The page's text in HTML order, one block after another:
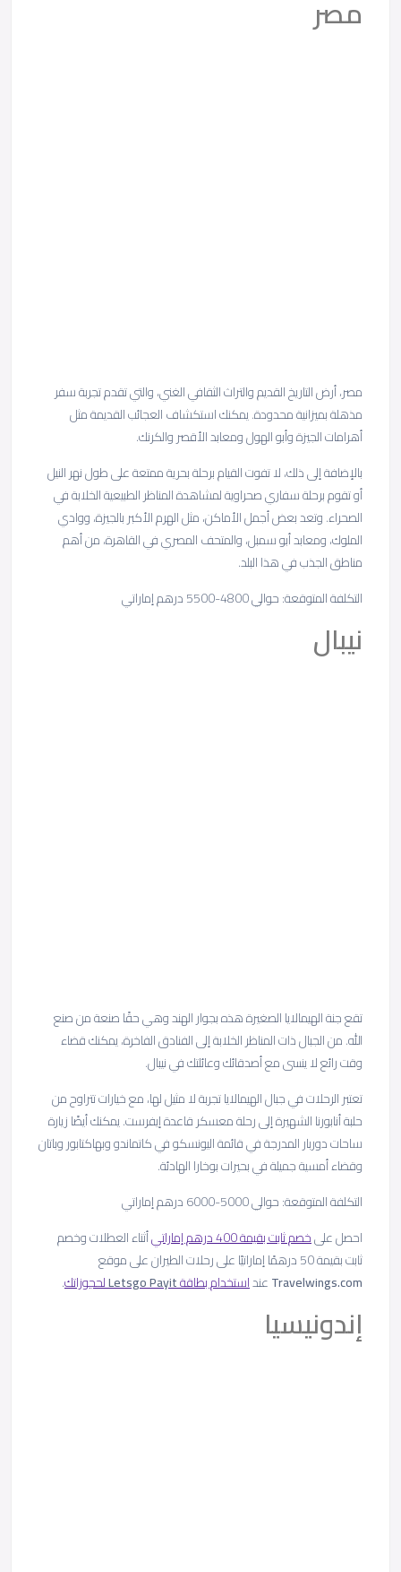
مصر
مصر، أرض التاريخ القديم والتراث الثقافي الغني، والتي تقدم تجربة سفر
مذهلة بميزانية محدودة. يمكنك استكشاف العجائب القديمة مثل
أهرامات الجيزة وأبو الهول ومعابد الأقصر والكرنك.
بالإضافة إلى ذلك، لا تفوت القيام برحلة بحرية ممتعة على طول نهر النيل
أو تقوم برحلة سفاري صحراوية لمشاهدة المناظر الطبيعية الخلابة في
الصحراء. وتعد بعض أجمل الأماكن، مثل الهرم الأكبر بالجيزة، ووادي
الملوك، ومعابد أبو سمبل، والمتحف المصري في القاهرة، من أهم
مناطق الجذب في هذا البلد.
التكلفة المتوقعة: حوالي 4800-5500 درهم إماراتي
نيبال
تقع جنة الهيمالايا الصغيرة هذه بجوار الهند وهي حقًا صنعة من صنع
الله. من الجبال ذات المناظر الخلابة إلى الفنادق الفاخرة، يمكنك قضاء
وقت رائع لا ينسى مع أصدقائك وعائلتك في نيبال.
تعتبر الرحلات في جبال الهيمالايا تجربة لا مثيل لها، مع خيارات تتراوح من
حلبة أنابورنا الشهيرة إلى رحلة معسكر قاعدة إيفرست. يمكنك أيضًا زيارة
ساحات دوربار المدرجة في قائمة اليونسكو في كاتماندو وبهاكتابور وباتان
وقضاء أمسية جميلة في بحيرات بوخارا الهادئة.
التكلفة المتوقعة: حوالي 5000-6000 درهم إماراتي
احصل علىخصم ثابت بقيمة 400 درهم إماراتي
أثناء العطلات وخصم
ثابت بقيمة 50 درهمًا إماراتيًا على رحلات الطيران على موقع
Travelwings.comعنداستخدام بطاقة LetsgoPayit لحجوزاتك.
إندونيسيا